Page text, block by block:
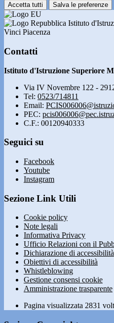
Accetta tutti Salva le preferenze
Istituto
Vinci Piacenza
Contatti
Istituto d'Istruzione Superiore
Via IV Novembre 122 -
Tel: 0523/714811
Email:
PEC:
C.F.: 00120940333
Seguici su
Facebook
Youtube
Instagram
Sezione Link Utili
Cookie policy
Note legali
Informativa Privacy
Ufficio Relazioni con il
Dichiarazione di accessibilità
Obiettivi di accessibilità
Whistleblowing
Gestione consensi cookie
Amministrazione trasparente
Pagina visualizzata 2831